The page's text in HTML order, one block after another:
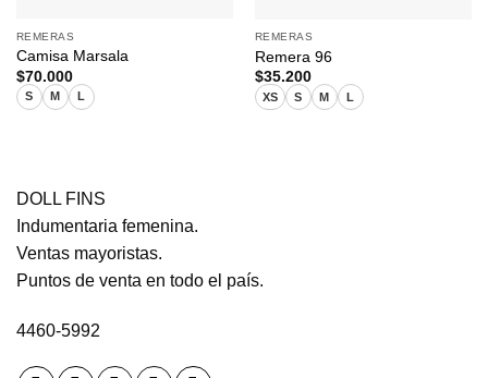
REMERAS
Camisa Marsala
$70.000
S M L
REMERAS
Remera 96
$35.200
XS S M L
DOLL FINS
Indumentaria femenina.
Ventas mayoristas.
Puntos de venta en todo el país.
4460-5992